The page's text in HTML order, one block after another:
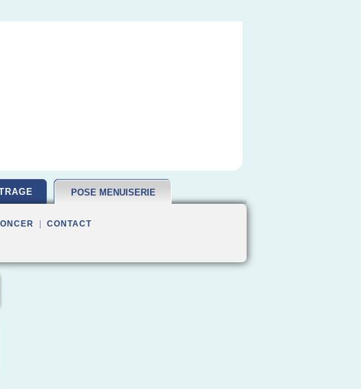
POSE MENUISERIE
CONTACT